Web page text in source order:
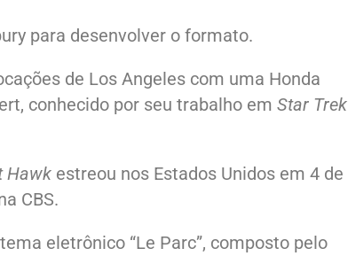
para desenvolver o formato.
de Los Angeles com uma Honda
conhecido por seu trabalho em Star Trek
Hawk estreou nos Estados Unidos em 4 de
CBS.
eletrônico “Le Parc”, composto pelo